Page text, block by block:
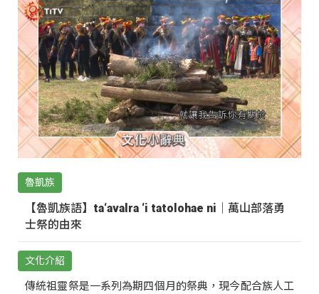
魯凱族
【魯凱族語】ta‘avalra ‘i tatolohae ni｜萬山部落勇
士祭的由來
文化介紹
傳統祖靈祭是一系列為期四個月的祭典，現今配合族人工